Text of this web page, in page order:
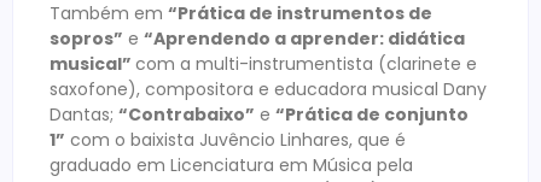
Também em “Prática de instrumentos de
sopros” e “Aprendendo a aprender: didática
musical” com a multi-instrumentista (clarinete e
saxofone), compositora e educadora musical Dany
Dantas; “Contrabaixo” e “Prática de conjunto
1” com o baixista Juvêncio Linhares, que é
graduado em Licenciatura em Música pela